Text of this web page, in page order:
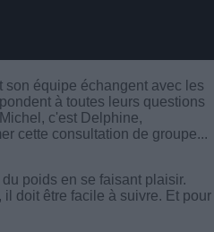
équipe échangent avec les
à toutes leurs questions
c'est Delphine,
cette consultation de groupe...
poids en se faisant plaisir.
il doit être facile à suivre. Et pour